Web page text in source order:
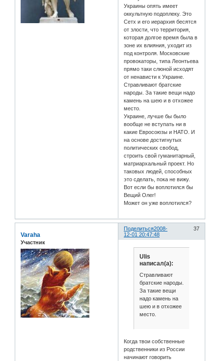
Украины опять имеет
оккультную подоплеку. Это
Сетх и его иерархия бесятся
от злости, что территория,
которая долгое время была в
зоне их влияния, уходит из
под контроля. Московские
провокаторы, типа Леонтьева
прямо таки слюной исходят
от ненависти к Украине.
Стравливают братские
народы. За такие вещи надо
камень на шею и в отхожее
место.
Украине, лучше бы было
вообще не вступать ни в
какие Евросоюзы и НАТО. И
на основе достигнутых
политических свобод,
строить свой гуманитарный,
матриархальный проект. Но
таковых людей, способных
это сделать, пока не вижу.
Вот если бы воплотился бы
Вещий Олег!
Может он уже воплотился?
Поделиться 37
2008-
12-01 20:47:48
Varaha
Участник
Ulis
написал(а):
Стравливают
братские народы.
За такие вещи
надо камень на
шею и в отхожее
место.
Когда твои собственные
родственники из России
начинают говорить